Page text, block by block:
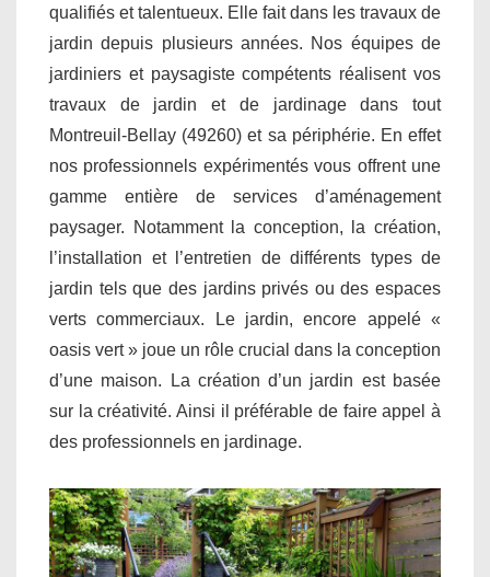
qualifiés et talentueux. Elle fait dans les travaux de
jardin depuis plusieurs années. Nos équipes de
jardiniers et paysagiste compétents réalisent vos
travaux de jardin et de jardinage dans tout
Montreuil-Bellay (49260) et sa périphérie. En effet
nos professionnels expérimentés vous offrent une
gamme entière de services d’aménagement
paysager. Notamment la conception, la création,
l’installation et l’entretien de différents types de
jardin tels que des jardins privés ou des espaces
verts commerciaux. Le jardin, encore appelé «
oasis vert » joue un rôle crucial dans la conception
d’une maison. La création d’un jardin est basée
sur la créativité. Ainsi il préférable de faire appel à
des professionnels en jardinage.